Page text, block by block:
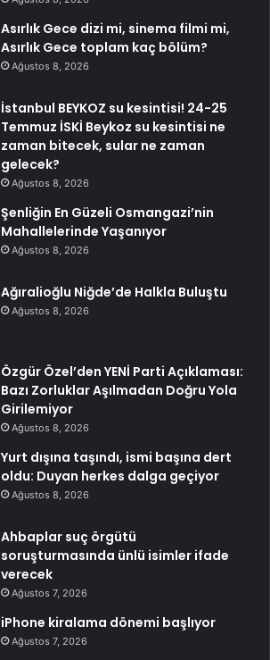
Asırlık Gece dizi mi, sinema filmi mi,
Asırlık Gece toplam kaç bölüm?
Ağustos 8, 2026
İstanbul BEYKOZ su kesintisi! 24-25
Temmuz İSKİ Beykoz su kesintisi ne
zaman bitecek, sular ne zaman
gelecek?
Ağustos 8, 2026
Şenliğin En Güzeli Osmangazi’nin
Mahallelerinde Yaşanıyor
Ağustos 8, 2026
Ağıralioğlu Niğde’de Halkla Buluştu
Ağustos 8, 2026
Özgür Özel’den YENİ Parti Açıklaması:
Bazı Zorluklar Aşılmadan Doğru Yola
Girilemiyor
Ağustos 8, 2026
Yurt dışına taşındı, ismi başına dert
oldu: Duyan herkes dalga geçiyor
Ağustos 8, 2026
Ahbaplar suç örgütü
soruşturmasında ünlü isimler ifade
verecek
Ağustos 7, 2026
iPhone kiralama dönemi başlıyor
Ağustos 7, 2026